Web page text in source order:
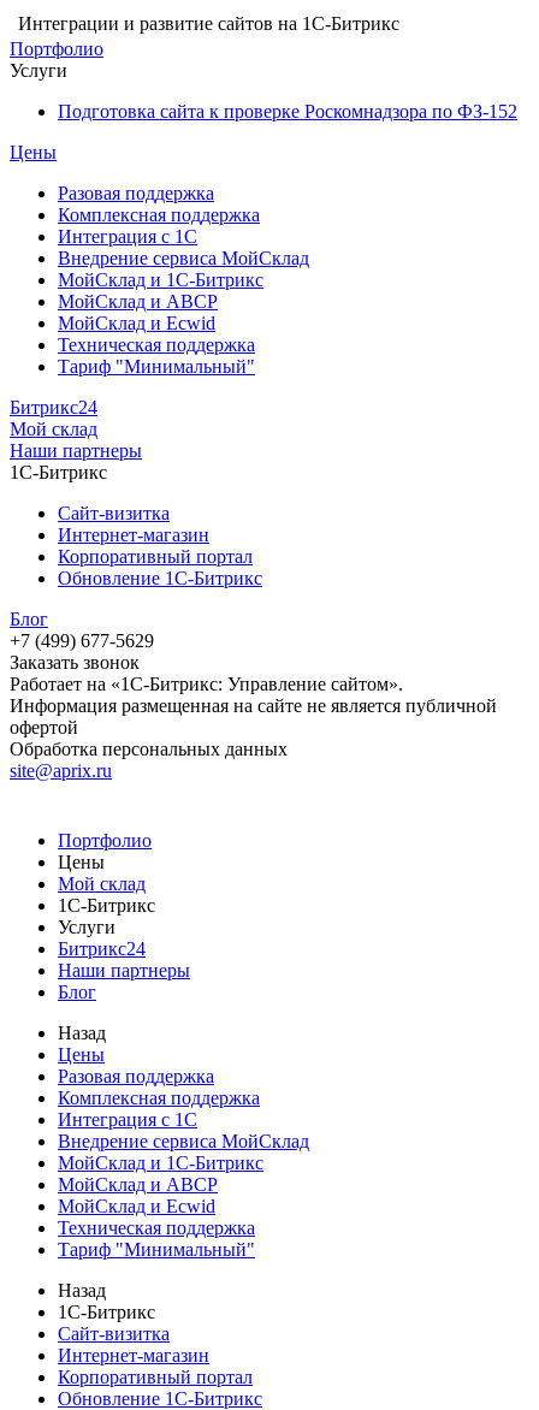
Интеграции и развитие сайтов на 1С-Битрикс
Портфолио
Услуги
Подготовка сайта к проверке Роскомнадзора по ФЗ-152
Цены
Разовая поддержка
Комплексная поддержка
Интеграция с 1С
Внедрение сервиса МойСклад
МойСклад и 1С-Битрикс
МойСклад и ABCP
МойСклад и Ecwid
Техническая поддержка
Тариф "Минимальный"
Битрикс24
Мой склад
Наши партнеры
1С-Битрикс
Сайт-визитка
Интернет-магазин
Корпоративный портал
Обновление 1С-Битрикс
Блог
+7 (499) 677-5629
Заказать звонок
Работает на «1С-Битрикс: Управление сайтом».
Информация размещенная на сайте не является публичной
офертой
Обработка персональных данных
site@aprix.ru
Портфолио
Цены
Мой склад
1С-Битрикс
Услуги
Битрикс24
Наши партнеры
Блог
Назад
Цены
Разовая поддержка
Комплексная поддержка
Интеграция с 1С
Внедрение сервиса МойСклад
МойСклад и 1С-Битрикс
МойСклад и ABCP
МойСклад и Ecwid
Техническая поддержка
Тариф "Минимальный"
Назад
1С-Битрикс
Сайт-визитка
Интернет-магазин
Корпоративный портал
Обновление 1С-Битрикс